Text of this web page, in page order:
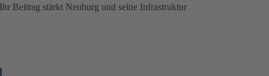
Ihr Beitrag stärkt Neuburg und seine Infrastruktur